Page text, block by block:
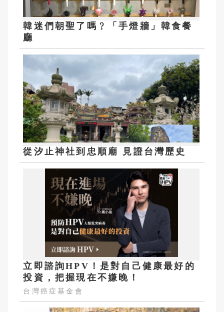
韓迷們朝聖了嗎﹖「手燈牆」韓食餐
廳
從汐止神社到忠順廟 見證台灣歷史
立即諮詢HPV！是對自己健康最好的
投資，把握現在不嫌晚！
台灣癌症基金會